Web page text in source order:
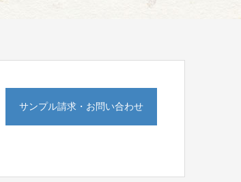
サンプル請求・お問い合わせ